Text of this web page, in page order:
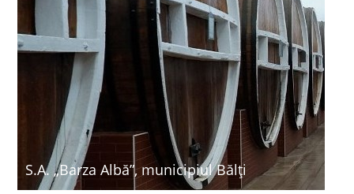
S.A. „Barza Albă”, municipiul Bălți